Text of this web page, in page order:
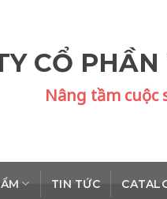
CỔ
Nâng tầm cuộc
TIN TỨC